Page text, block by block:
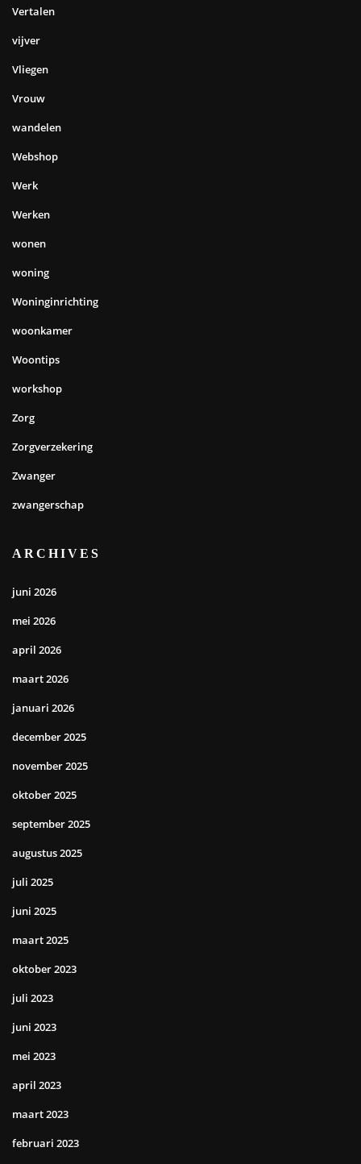
Vertalen
vijver
Vliegen
Vrouw
wandelen
Webshop
Werk
Werken
wonen
woning
Woninginrichting
woonkamer
Woontips
workshop
Zorg
Zorgverzekering
Zwanger
zwangerschap
ARCHIVES
juni 2026
mei 2026
april 2026
maart 2026
januari 2026
december 2025
november 2025
oktober 2025
september 2025
augustus 2025
juli 2025
juni 2025
maart 2025
oktober 2023
juli 2023
juni 2023
mei 2023
april 2023
maart 2023
februari 2023